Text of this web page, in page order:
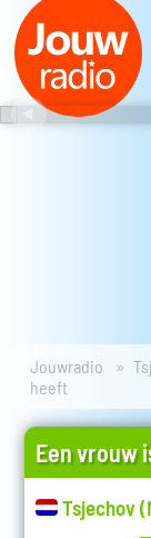
Jouwradio
heeft
Een vrouw
Tsjechov